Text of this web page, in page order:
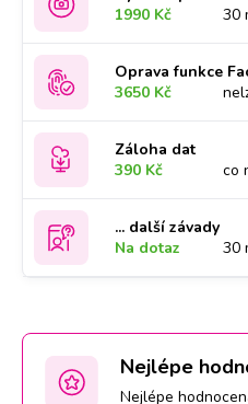
1990 Kč
30
Oprava funkce
3650 Kč
Záloha dat
390 Kč
co
... další závady
Na dotaz
30
Nejlépe
Nejlépe